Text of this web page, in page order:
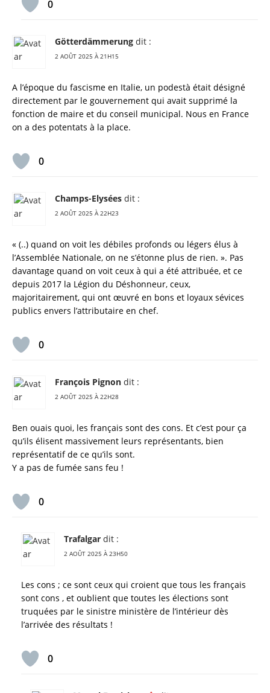
0
Götterdämmerung dit :
2 AOÛT 2025 À 21H15
A l’époque du fascisme en Italie, un podestà était désigné
directement par le gouvernement qui avait supprimé la
fonction de maire et du conseil municipal. Nous en France
on a des potentats à la place.
0
Champs-Elysées dit :
2 AOÛT 2025 À 22H23
« (..) quand on voit les débiles profonds ou légers élus à
l’Assemblée Nationale, on ne s’étonne plus de rien. ». Pas
davantage quand on voit ceux à qui a été attribuée, et ce
depuis 2017 la Légion du Déshonneur, ceux,
majoritairement, qui ont œuvré en bons et loyaux sévices
publics envers l’attributaire en chef.
0
François Pignon dit :
2 AOÛT 2025 À 22H28
Ben ouais quoi, les français sont des cons. Et c’est pour ça
qu’ils élisent massivement leurs représentants, bien
représentatif de ce qu’ils sont.
Y a pas de fumée sans feu !
0
Trafalgar dit :
2 AOÛT 2025 À 23H50
Les cons ; ce sont ceux qui croient que tous les français
sont cons , et oublient que toutes les élections sont
truquées par le sinistre ministère de l’intérieur dès
l’arrivée des résultats !
0